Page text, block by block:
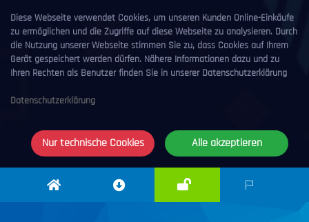
Diese Webseite verwendet Cookies, um unseren Kunden Online-Einkäufe
zu ermöglichen und die Zugriffe auf diese Webseite zu analysieren. Durch
die Nutzung unserer Webseite stimmen Sie zu, dass Cookies auf Ihrem
Gerät gespeichert werden dürfen. Nähere Informationen dazu und zu
Ihren Rechten als Benutzer finden Sie in unserer Datenschutzerklärung
Datenschutzerklärung
Nur technische Cookies Alle akzeptieren
Elektronik
Downloadcenter